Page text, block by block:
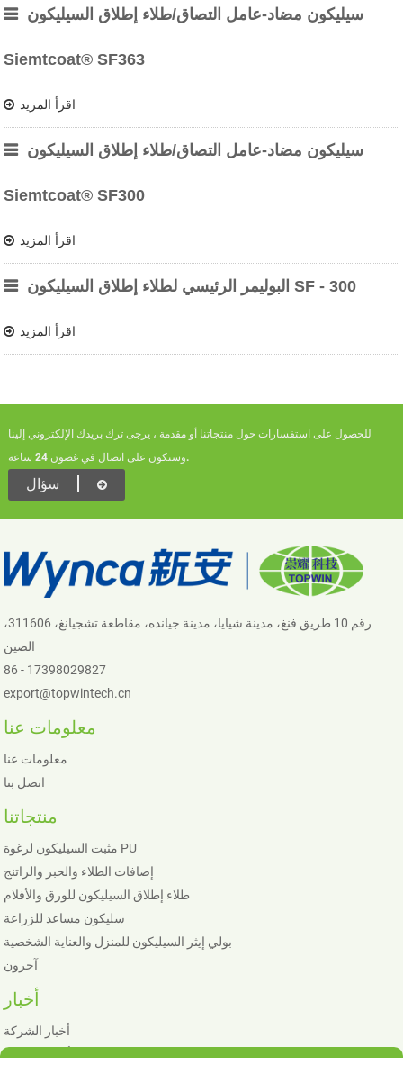
سيليكون مضاد-عامل التصاق/طلاء إطلاق السيليكون
Siemtcoat® SF363
اقرأ المزيد
سيليكون مضاد-عامل التصاق/طلاء إطلاق السيليكون
Siemtcoat® SF300
اقرأ المزيد
البوليمر الرئيسي لطلاء إطلاق السيليكون SF - 300
اقرأ المزيد
للحصول على استفسارات حول منتجاتنا أو مقدمة ، يرجى ترك بريدك الإلكتروني إلينا
وسنكون على اتصال في غضون 24 ساعة.
سؤال
رقم 10 طريق فنغ، مدينة شيايا، مدينة جيانده، مقاطعة تشجيانغ، 311606،
الصين
86 - 17398029827
export@topwintech.cn
معلومات عنا
معلومات عنا
اتصل بنا
منتجاتنا
مثبت السيليكون لرغوة PU
إضافات الطلاء والحبر والراتنج
طلاء إطلاق السيليكون للورق والأفلام
سليكون مساعد للزراعة
بولي إيثر السيليكون للمنزل والعناية الشخصية
آحرون
أخبار
أخبار الشركة
أخبار الصناعة